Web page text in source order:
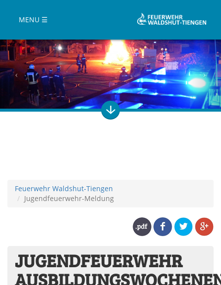
MENU ☰
Feuerwehr Waldshut-Tiengen
Jugendfeuerwehr-Meldung
JUGENDFEUERWEHR